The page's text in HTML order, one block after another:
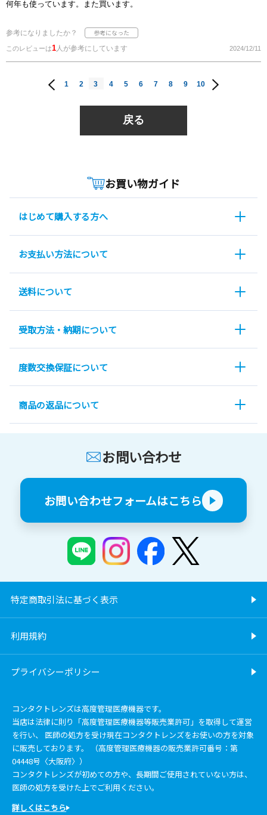
何年も使っています。また買います。
参考になりましたか？
このレビューは1人が参考にしています 2024/12/11
1 2 3 4 5 6 7 8 9 10
戻る
お買い物ガイド
はじめて購入する方へ
お支払い方法について
送料について
受取方法・納期について
度数交換保証について
商品の返品について
お問い合わせ
お問い合わせフォームはこちら
特定商取引法に基づく表示
利用規約
プライバシーポリシー
コンタクトレンズは高度管理医療機器です。
当店は法律に則り「高度管理医療機器等販売業許可」を取得して運営
を行い、 医師の処方を受け現在コンタクトレンズをお使いの方を対象
に販売しております。 （高度管理医療機器の販売業許可番号：第
04448号〈大阪府〉）
コンタクトレンズが初めての方や、長期間ご使用されていない方は、
医師の処方を受けた上でご利用ください。
詳しくはこちら